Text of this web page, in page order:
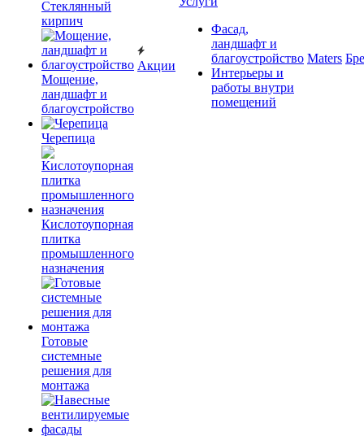
Cтеклянный
кирпич
Мощение,
ландшафт и
благоустройство
Черепица
Кислотоупорная
плитка
промышленного
назначения
Готовые
системные
решения для
монтажа
Акции
Фасад,
ландшафт и
благоустройство
Интерьеры и
работы внутри
помещений
Maters